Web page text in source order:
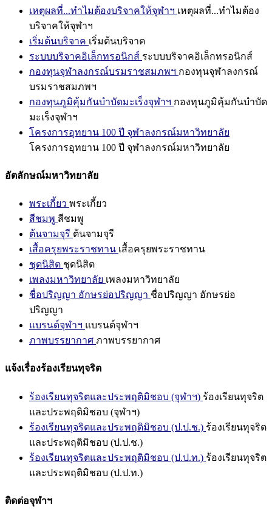
เหตุผลที่...ทำไมต้องบริจาคให้จุฬาฯ เหตุผลที่...ทำไมต้อง
บริจาคให้จุฬาฯ
เริ่มต้นบริจาค เริ่มต้นบริจาค
ระบบบริจาคอิเล็กทรอนิกส์ ระบบบริจาคอิเล็กทรอนิกส์
กองทุนจุฬาลงกรณ์บรมราชสมภพฯ กองทุนจุฬาลงกรณ์
บรมราชสมภพฯ
กองทุนภูมิคุ้มกันบำบัดมะเร็งจุฬาฯ กองทุนภูมิคุ้มกันบำบัด
มะเร็งจุฬาฯ
โครงการอุทยาน 100 ปี จุฬาลงกรณ์มหาวิทยาลัย
โครงการอุทยาน 100 ปี จุฬาลงกรณ์มหาวิทยาลัย
อัตลักษณ์มหาวิทยาลัย
พระเกี้ยว พระเกี้ยว
สีชมพู สีชมพู
ต้นจามจุรี ต้นจามจุรี
เสื้อครุยพระราชทาน เสื้อครุยพระราชทาน
ชุดนิสิต ชุดนิสิต
เพลงมหาวิทยาลัย เพลงมหาวิทยาลัย
ชื่อปริญญา อักษรย่อปริญญา ชื่อปริญญา อักษรย่อ
ปริญญา
แบรนด์จุฬาฯ แบรนด์จุฬาฯ
ภาพบรรยากาศ ภาพบรรยากาศ
แจ้งเรื่องร้องเรียนทุจริต
ร้องเรียนทุจริตและประพฤติมิชอบ (จุฬาฯ) ร้องเรียนทุจริต
และประพฤติมิชอบ (จุฬาฯ)
ร้องเรียนทุจริตและประพฤติมิชอบ (ป.ป.ช.) ร้องเรียนทุจริต
และประพฤติมิชอบ (ป.ป.ช.)
ร้องเรียนทุจริตและประพฤติมิชอบ (ป.ป.ท.) ร้องเรียนทุจริต
และประพฤติมิชอบ (ป.ป.ท.)
ติดต่อจุฬาฯ